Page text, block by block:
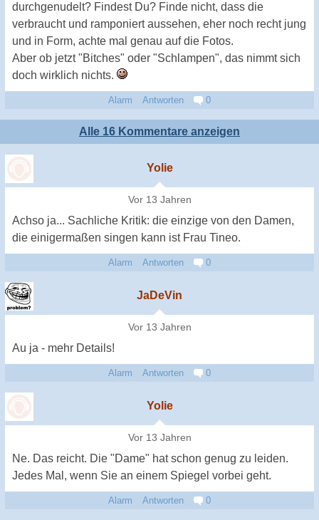
durchgenudelt? Findest Du? Finde nicht, dass die
verbraucht und ramponiert aussehen, eher noch recht jung
und in Form, achte mal genau auf die Fotos.
Aber ob jetzt "Bitches" oder "Schlampen", das nimmt sich
doch wirklich nichts.
Alarm Antworten 0
Alle 16 Kommentare anzeigen
Yolie
Vor 13 Jahren
Achso ja... Sachliche Kritik: die einzige von den Damen,
die einigermaßen singen kann ist Frau Tineo.
Alarm Antworten 0
JaDeVin
Vor 13 Jahren
Au ja - mehr Details!
Alarm Antworten 0
Yolie
Vor 13 Jahren
Ne. Das reicht. Die "Dame" hat schon genug zu leiden.
Jedes Mal, wenn Sie an einem Spiegel vorbei geht.
Alarm Antworten 0